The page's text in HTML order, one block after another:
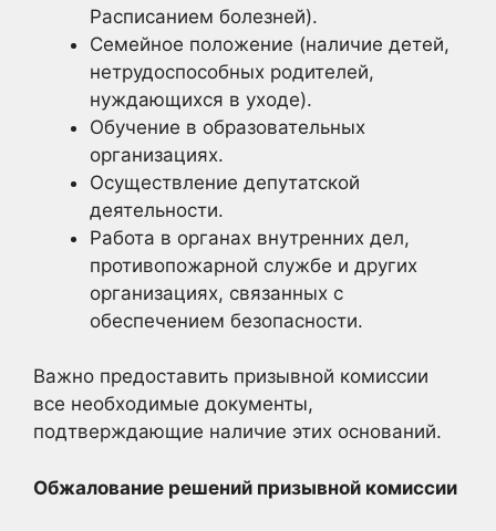
Расписанием болезней).
Семейное положение (наличие детей,
нетрудоспособных родителей,
нуждающихся в уходе).
Обучение в образовательных
организациях.
Осуществление депутатской
деятельности.
Работа в органах внутренних дел,
противопожарной службе и других
организациях, связанных с
обеспечением безопасности.
Важно предоставить призывной комиссии
все необходимые документы,
подтверждающие наличие этих оснований.
Обжалование решений призывной комиссии